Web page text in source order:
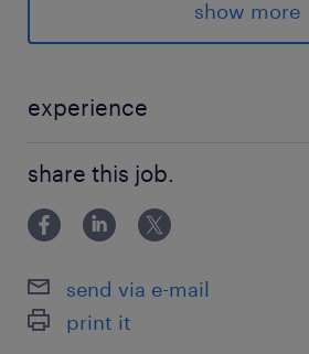
・コンサルティングファーム出
・クライアントと顧客折衝経験
■歓迎スキル・経験
・クレジットカード、ペイメン
証券領域のビジネスに関する一
・クレジットカード、ペイメン
ステム系いずれでも可）
show more
experience
クトの管理経験3年以上(PM/PL/
名以上のマネジメント経験 ・コン
ム出身 ・クライアントと顧客折衝
share this job.
send via e-mail
print it